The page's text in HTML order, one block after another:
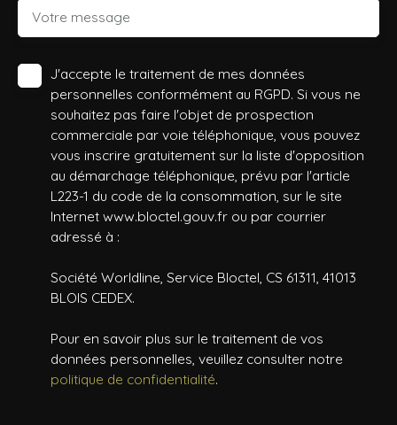
Votre message
J'accepte le traitement de mes données
personnelles conformément au RGPD. Si vous ne
souhaitez pas faire l'objet de prospection
commerciale par voie téléphonique, vous pouvez
vous inscrire gratuitement sur la liste d'opposition
au démarchage téléphonique, prévu par l'article
L223-1 du code de la consommation, sur le site
Internet www.bloctel.gouv.fr ou par courrier
adressé à :
Société Worldline, Service Bloctel, CS 61311, 41013
BLOIS CEDEX.
Pour en savoir plus sur le traitement de vos
données personnelles, veuillez consulter notre
politique de confidentialité.